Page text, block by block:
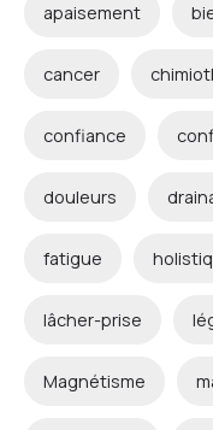
apaisement
cancer
confiance
douleurs
fatigue
lâcher-prise
Magnétisme